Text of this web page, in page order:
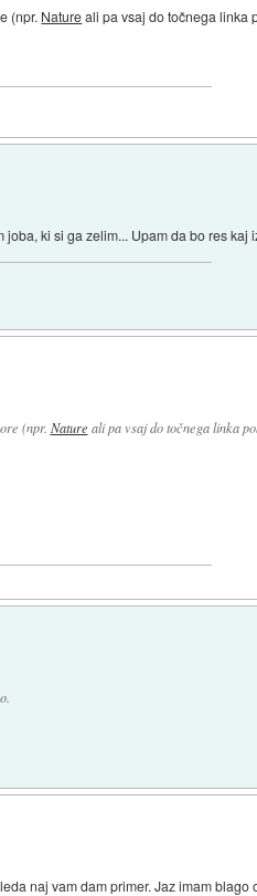
(npr. Natureali pa vsaj do točnega linka
ki si ga zelim... Upam da bo res kaj
(npr. Nature ali pa vsaj do točnega linka
naj vam dam primer. Jaz imam